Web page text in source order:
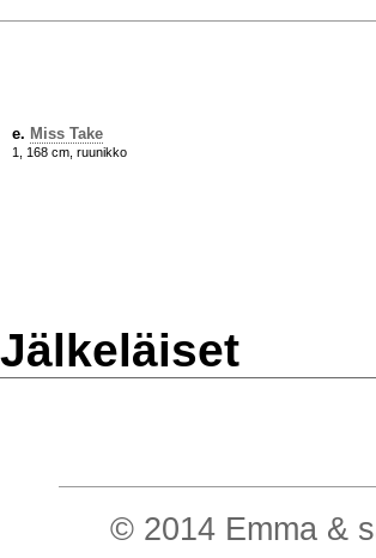
e. Miss Take
1, 168 cm, ruunikko
Jälkeläiset
© 2014 Emma &